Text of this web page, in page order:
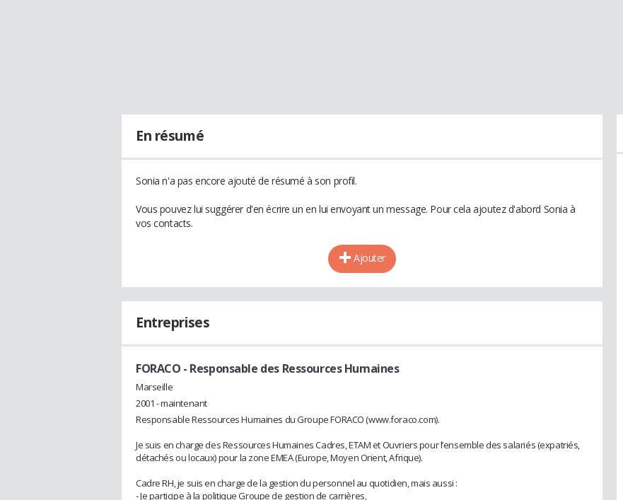
En résumé
Sonia n'a pas encore ajouté de résumé à son profil.
Vous pouvez lui suggérer d'en écrire un en lui envoyant un message. Pour cela ajoutez d'abord Sonia à
vos contacts.
Ajouter
Entreprises
FORACO - Responsable des Ressources Humaines
Marseille
2001 - maintenant
Responsable Ressources Humaines du Groupe FORACO (www.foraco.com).
Je suis en charge des Ressources Humaines Cadres, ETAM et Ouvriers pour l’ensemble des salariés (expatriés,
détachés ou locaux) pour la zone EMEA (Europe, Moyen Orient, Afrique).
Cadre RH, je suis en charge de la gestion du personnel au quotidien, mais aussi :
- Je participe à la politique Groupe de gestion de carrières,